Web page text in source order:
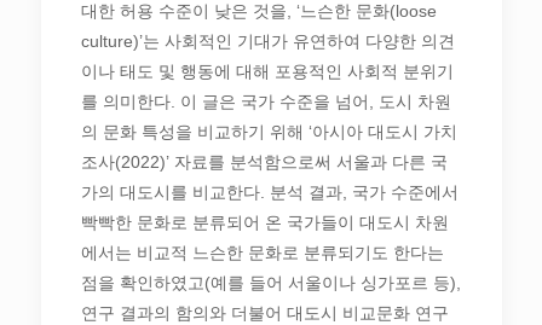
대한 허용 수준이 낮은 것을, ‘느슨한 문화(loose
culture)’는 사회적인 기대가 유연하여 다양한 의견
이나 태도 및 행동에 대해 포용적인 사회적 분위기
를 의미한다. 이 글은 국가 수준을 넘어, 도시 차원
의 문화 특성을 비교하기 위해 ‘아시아 대도시 가치
조사(2022)’ 자료를 분석함으로써 서울과 다른 국
가의 대도시를 비교한다. 분석 결과, 국가 수준에서
빡빡한 문화로 분류되어 온 국가들이 대도시 차원
에서는 비교적 느슨한 문화로 분류되기도 한다는
점을 확인하였고(예를 들어 서울이나 싱가포르 등),
연구 결과의 함의와 더불어 대도시 비교문화 연구